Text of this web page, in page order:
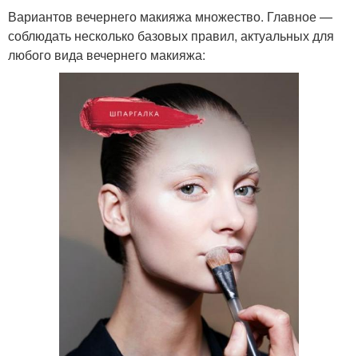
Вариантов вечернего макияжа множество. Главное —
соблюдать несколько базовых правил, актуальных для
любого вида вечернего макияжа: